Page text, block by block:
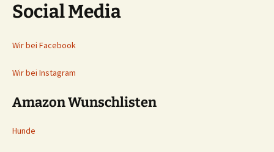
Social Media
Wir bei Facebook
Wir bei Instagram
Amazon Wunschlisten
Hunde